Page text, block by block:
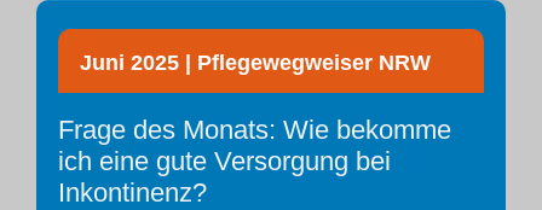
Juni 2025 | Pflegewegweiser NRW
Frage des Monats: Wie bekomme
ich eine gute Versorgung bei
Inkontinenz?